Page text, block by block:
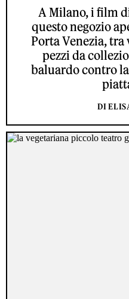
A Milano, i film
questo negozio
Porta Venezia, tra
pezzi da
baluardo contro
DI